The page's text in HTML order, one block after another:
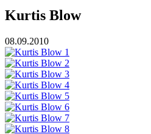
Kurtis Blow
08.09.2010